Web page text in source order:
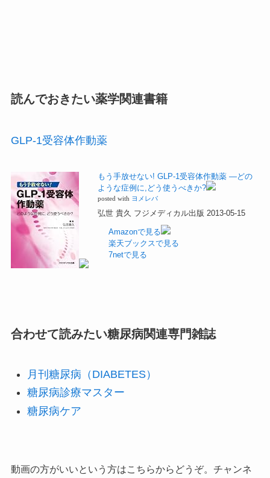
読んでおきたい薬学関連書籍
GLP-1受容体作動薬
もう手放せない! GLP-1受容体作動薬 ―どの
ような症例に,どう使うべきか?
posted with ヨメレバ
弘世 貴久 フジメディカル出版 2013-05-15
Amazonで見る
楽天ブックスで見る
7netで見る
合わせて読みたい糖尿病関連専門雑誌
月刊糖尿病（DIABETES）
糖尿病診療マスター
糖尿病ケア
動画の方がいいという方はこちらからどうぞ。チャンネ